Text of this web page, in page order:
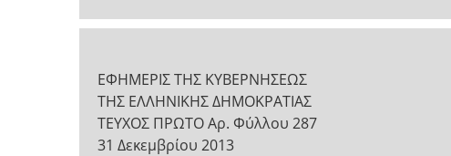
ΕΦΗΜΕΡΙΣ ΤΗΣ ΚΥΒΕΡΝΗΣΕΩΣ
ΤΗΣ ΕΛΛΗΝΙΚΗΣ ΔΗΜΟΚΡΑΤΙΑΣ
ΤΕΥΧΟΣ ΠΡΩΤΟ Αρ. Φύλλου 287
31 Δεκεμβρίου 2013